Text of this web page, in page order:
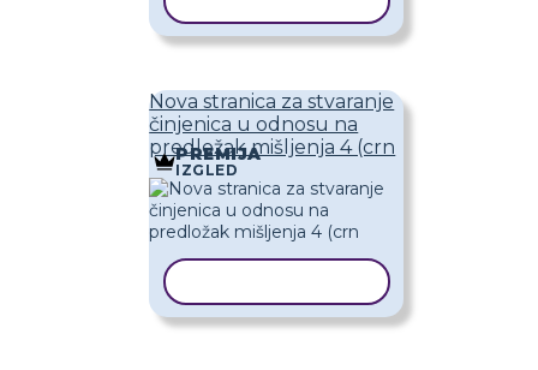
Nova stranica za stvaranje
činjenica u odnosu na
predložak mišljenja 4 (crn
PREMIJA
IZGLED